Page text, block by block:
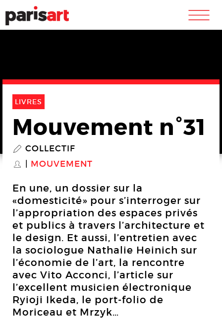
m
LIVRES
Mouvement n°31
P COLLECTIF
S MOUVEMENT
En une, un dossier sur la
«domesticité» pour s’interroger sur
l’appropriation des espaces privés
et publics à travers l’architecture et
le design. Et aussi, l’entretien avec
la sociologue Nathalie Heinich sur
l’économie de l’art, la rencontre
avec Vito Acconci, l’article sur
l’excellent musicien électronique
Ryioji Ikeda, le port-folio de
Moriceau et Mrzyk…